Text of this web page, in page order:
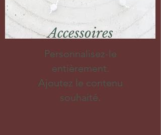
Accessoires
Personnalisez-le
entièrement.
Ajoutez le contenu
souhaité.